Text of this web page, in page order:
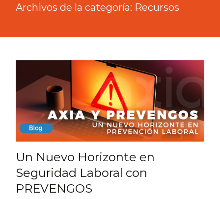
Archivos de la categoría: Recursos
Un Nuevo Horizonte en
Seguridad Laboral con
PREVENGOS